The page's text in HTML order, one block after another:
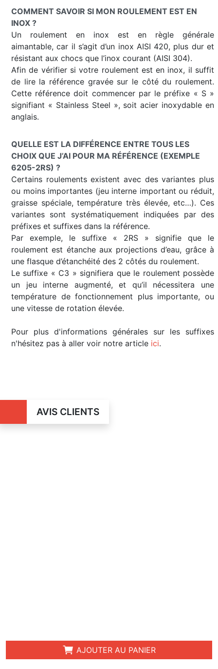
COMMENT SAVOIR SI MON ROULEMENT EST EN
INOX ?
Un roulement en inox est en règle générale
aimantable, car il s’agit d’un inox AISI 420, plus dur et
résistant aux chocs que l’inox courant (AISI 304).
Afin de vérifier si votre roulement est en inox, il suffit
de lire la référence gravée sur le côté du roulement.
Cette référence doit commencer par le préfixe « S »
signifiant « Stainless Steel », soit acier inoxydable en
anglais.
QUELLE EST LA DIFFÉRENCE ENTRE TOUS LES
CHOIX QUE J’AI POUR MA RÉFÉRENCE (EXEMPLE
6205-2RS) ?
Certains roulements existent avec des variantes plus
ou moins importantes (jeu interne important ou réduit,
graisse spéciale, température très élevée, etc…). Ces
variantes sont systématiquement indiquées par des
préfixes et suffixes dans la référence.
Par exemple, le suffixe « 2RS » signifie que le
roulement est étanche aux projections d’eau, grâce à
une flasque d’étanchéité des 2 côtés du roulement.
Le suffixe « C3 » signifiera que le roulement possède
un jeu interne augmenté, et qu’il nécessitera une
température de fonctionnement plus importante, ou
une vitesse de rotation élevée.
Pour plus d'informations générales sur les suffixes
n'hésitez pas à aller voir notre article ici.
AVIS CLIENTS
AJOUTER AU PANIER